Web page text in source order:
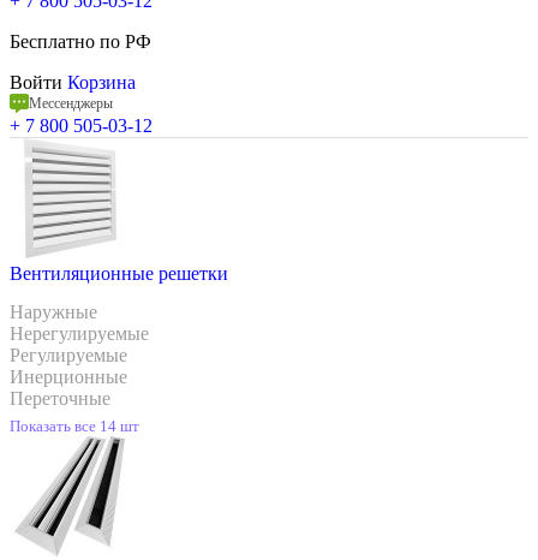
Бесплатно по РФ
Войти Корзина
Мессенджеры
+ 7 800 505-03-12
Вентиляционные решетки
Наружные
Нерегулируемые
Регулируемые
Инерционные
Переточные
Показать все 14 шт